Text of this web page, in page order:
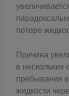
потере
Причина
в
пребывания
жидкости